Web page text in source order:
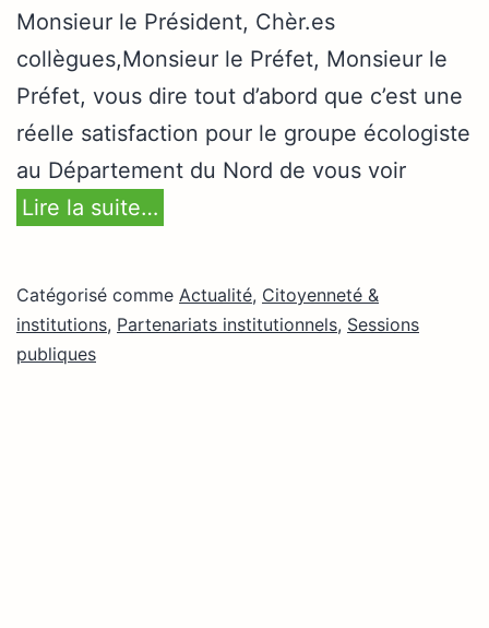
Monsieur le Président, Chèr.es
collègues,Monsieur le Préfet, Monsieur le
Préfet, vous dire tout d’abord que c’est une
réelle satisfaction pour le groupe écologiste
au Département du Nord de vous voir
Lire la suite…
Catégorisé comme Actualité, Citoyenneté &
institutions, Partenariats institutionnels, Sessions
publiques